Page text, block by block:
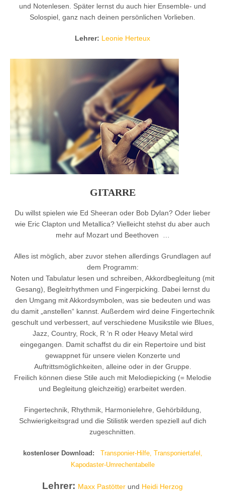
und Notenlesen. Später lernst du auch hier Ensemble- und
Solospiel, ganz nach deinen persönlichen Vorlieben.
Lehrer: Leonie Herteux
GITARRE
Du willst spielen wie Ed Sheeran oder Bob Dylan? Oder lieber
wie Eric Clapton und Metallica? Vielleicht stehst du aber auch
mehr auf Mozart und Beethoven …
Alles ist möglich, aber zuvor stehen allerdings Grundlagen auf
dem Programm:
Noten und Tabulatur lesen und schreiben, Akkordbegleitung (mit
Gesang), Begleitrhythmen und Fingerpicking. Dabei lernst du
den Umgang mit Akkordsymbolen, was sie bedeuten und was
du damit „anstellen“ kannst. Außerdem wird deine Fingertechnik
geschult und verbessert, auf verschiedene Musikstile wie Blues,
Jazz, Country, Rock, R ‘n R oder Heavy Metal wird
eingegangen. Damit schaffst du dir ein Repertoire und bist
gewappnet für unsere vielen Konzerte und
Auftrittsmöglichkeiten, alleine oder in der Gruppe.
Freilich können diese Stile auch mit Melodiepicking (= Melodie
und Begleitung gleichzeitig) erarbeitet werden.
Fingertechnik, Rhythmik, Harmonielehre, Gehörbildung,
Schwierigkeitsgrad und die Stilistik werden speziell auf dich
zugeschnitten.
kostenloser Download:
Transponier-Hilfe, Transponiertafel,
Kapodaster-Umrechentabelle
Lehrer: Maxx Pastötter und Heidi Herzog